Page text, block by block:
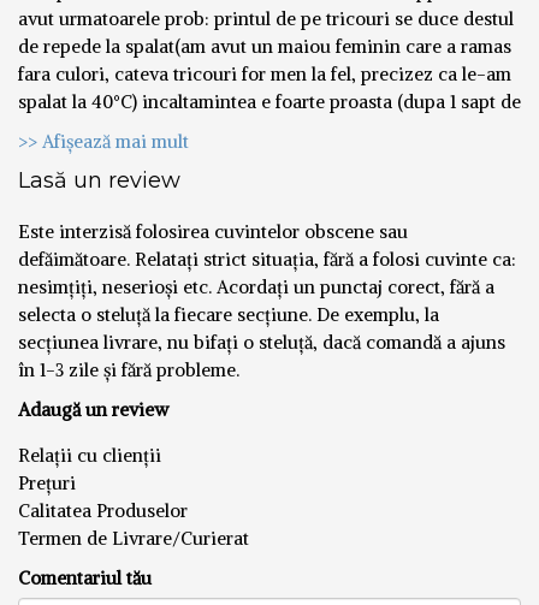
avut urmatoarele prob: printul de pe tricouri se duce destul
de repede la spalat(am avut un maiou feminin care a ramas
fara culori, cateva tricouri for men la fel, precizez ca le-am
spalat la 40°C) incaltamintea e foarte proasta (dupa 1 sapt de
>> Afișează mai mult
Lasă un review
Este interzisă folosirea cuvintelor obscene sau
defăimătoare. Relatați strict situația, fără a folosi cuvinte ca:
nesimțiți, neserioși etc. Acordați un punctaj corect, fără a
selecta o steluță la fiecare secțiune. De exemplu, la
secțiunea livrare, nu bifați o steluță, dacă comandă a ajuns
în 1-3 zile și fără probleme.
Adaugă un review
Relații cu clienții
Prețuri
Calitatea Produselor
Termen de Livrare/Curierat
Comentariul tău